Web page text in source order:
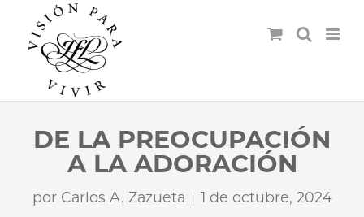
DE LA PREOCUPACIÓN
A LA ADORACIÓN
por Carlos A. Zazueta 1 de octubre, 2024